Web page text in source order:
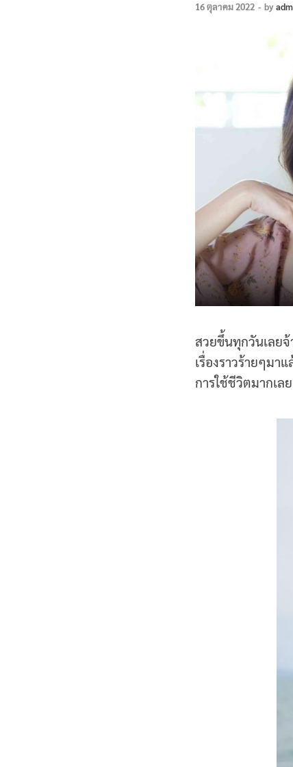
16 ตุลาคม 2022 - by
สวยขึ้นทุกวันเลย
เรื่องราวร้ายๆมา
การใช้ชีวิตมากเลย